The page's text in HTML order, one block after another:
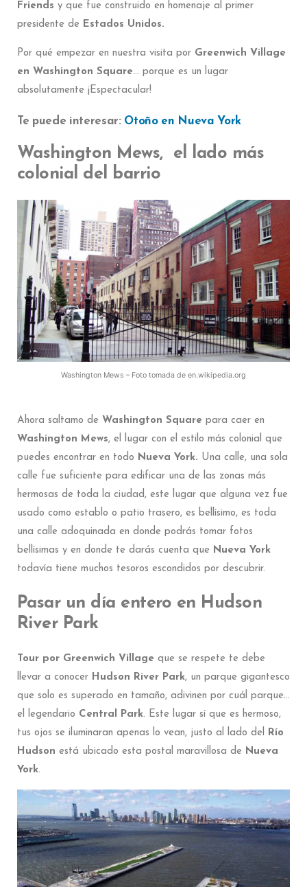
Friends y que fue construido en homenaje al primer
presidente de Estados Unidos.
Por qué empezar en nuestra visita por Greenwich Village
en Washington Square… porque es un lugar
absolutamente ¡Espectacular!
Te puede interesar: Otoño en Nueva York
Washington Mews, el lado más
colonial del barrio
Washington Mews – Foto tomada de en.wikipedia.org
Ahora saltamo de Washington Square para caer en
Washington Mews, el lugar con el estilo más colonial que
puedes encontrar en todo Nueva York. Una calle, una sola
calle fue suficiente para edificar una de las zonas más
hermosas de toda la ciudad, este lugar que alguna vez fue
usado como establo o patio trasero, es bellísimo, es toda
una calle adoquinada en donde podrás tomar fotos
bellísimas y en donde te darás cuenta que Nueva York
todavía tiene muchos tesoros escondidos por descubrir.
Pasar un día entero en Hudson
River Park
Tour por Greenwich Village que se respete te debe
llevar a conocer Hudson River Park, un parque gigantesco
que solo es superado en tamaño, adivinen por cuál parque…
el legendario Central Park. Este lugar sí que es hermoso,
tus ojos se iluminaran apenas lo vean, justo al lado del Río
Hudson está ubicado esta postal maravillosa de Nueva
York.